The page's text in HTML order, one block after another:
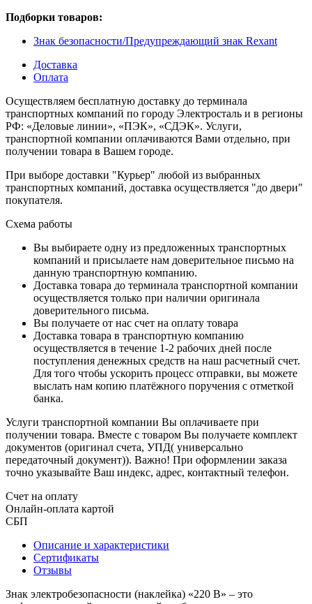
Подборки товаров:
Знак безопасности/Предупреждающий знак Rexant
Доставка
Оплата
Осуществляем бесплатную доставку до терминала
транспортных компаний по городу Электросталь и в регионы
РФ: «Деловые линии», «ПЭК», «СДЭК». Услуги,
транспортной компании оплачиваются Вами отдельно, при
получении товара в Вашем городе.
При выборе доставки "Курьер" любой из выбранных
транспортных компаний, доставка осуществляется "до двери"
покупателя.
Схема работы
Вы выбираете одну из предложенных транспортных
компаний и присылаете нам доверительное письмо на
данную транспортную компанию.
Доставка товара до терминала транспортной компании
осуществляется только при наличии оригинала
доверительного письма.
Вы получаете от нас счет на оплату товара
Доставка товара в транспортную компанию
осуществляется в течение 1-2 рабочих дней после
поступления денежных средств на наш расчетный счет.
Для того чтобы ускорить процесс отправки, вы можете
выслать нам копию платёжного поручения с отметкой
банка.
Услуги транспортной компании Вы оплачиваете при
получении товара. Вместе с товаром Вы получаете комплект
документов (оригинал счета, УПД( универсально
передаточный документ)). Важно! При оформлении заказа
точно указывайте Ваш индекс, адрес, контактный телефон.
Счет на оплату
Онлайн-оплата картой
СБП
Описание и характеристики
Сертификаты
Отзывы
Знак электробезопасности (наклейка) «220 В» – это